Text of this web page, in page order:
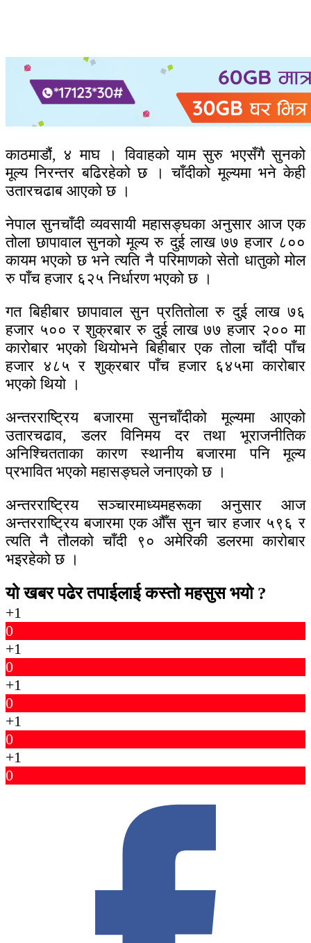
काठमाडौं, ४ माघ । विवाहको याम सुरु भएसँगै सुनको
मूल्य निरन्तर बढिरहेको छ । चाँदीको मूल्यमा भने केही
उतारचढाब आएको छ ।
नेपाल सुनचाँदी व्यवसायी महासङ्घका अनुसार आज एक
तोला छापावाल सुनको मूल्य रु दुई लाख ७७ हजार ८००
कायम भएको छ भने त्यति नै परिमाणको सेतो धातुको मोल
रु पाँच हजार ६२५ निर्धारण भएको छ ।
गत बिहीबार छापावाल सुन प्रतितोला रु दुई लाख ७६
हजार ५०० र शुक्रबार रु दुई लाख ७७ हजार २०० मा
कारोबार भएको थियोभने बिहीबार एक तोला चाँदी पाँच
हजार ४८५ र शुक्रबार पाँच हजार ६४५मा कारोबार
भएको थियो ।
अन्तरराष्ट्रिय बजारमा सुनचाँदीको मूल्यमा आएको
उतारचढाव, डलर विनिमय दर तथा भूराजनीतिक
अनिश्चितताका कारण स्थानीय बजारमा पनि मूल्य
प्रभावित भएको महासङ्घले जनाएको छ ।
अन्तरराष्ट्रिय सञ्चारमाध्यमहरूका अनुसार आज
अन्तरराष्ट्रिय बजारमा एक औँस सुन चार हजार ५९६ र
त्यति नै तौलको चाँदी ९० अमेरिकी डलरमा कारोबार
भइरहेको छ ।
यो खबर पढेर तपाईलाई कस्तो महसुस भयो ?
+1
0
+1
0
+1
0
+1
0
+1
0